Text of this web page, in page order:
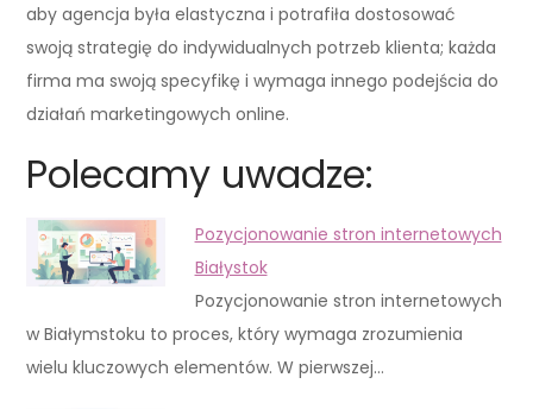
aby agencja była elastyczna i potrafiła dostosować
swoją strategię do indywidualnych potrzeb klienta; każda
firma ma swoją specyfikę i wymaga innego podejścia do
działań marketingowych online.
Polecamy uwadze:
Pozycjonowanie stron internetowych
Białystok
Pozycjonowanie stron internetowych
w Białymstoku to proces, który wymaga zrozumienia
wielu kluczowych elementów. W pierwszej…